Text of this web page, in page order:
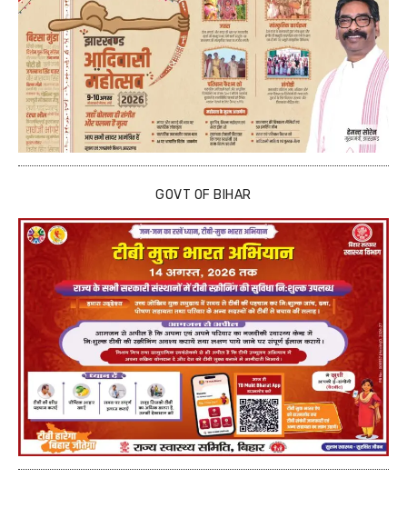
GOVT OF BIHAR